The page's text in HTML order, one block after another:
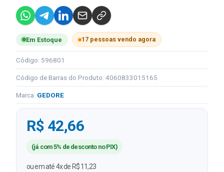
Em Estoque 17 pessoas vendo agora
Código: 596801
Código de Barras do Produto: 4060833015165
Marca: GEDORE
R$ 42,66
(já com 5% de desconto no PIX)
ou em até 4x de R$ 11,23